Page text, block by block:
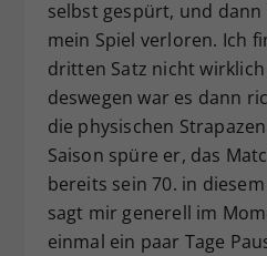
selbst gespürt, und
mein Spiel verloren. Ich
dritten Satz nicht
deswegen war es dann
die physischen
Saison spüre er, das
bereits sein 70. in
sagt mir generell im
einmal ein paar Tage